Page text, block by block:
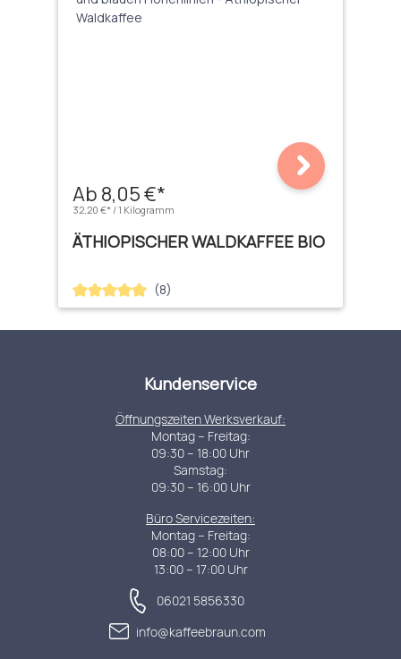
Ab 8,05 €*
32,20 €* / 1 Kilogramm
ÄTHIOPISCHER WALDKAFFEE BIO
Durchschnittliche Bewertung von 4.88 von 5 Sternen
(8)
Kundenservice
Öffnungszeiten Werksverkauf:
Montag – Freitag:
09:30 – 18:00 Uhr
Samstag:
09:30 – 16:00 Uhr
Büro Servicezeiten:
Montag – Freitag:
08:00 – 12:00 Uhr
13:00 – 17:00 Uhr
06021 5856330
info@kaffeebraun.com